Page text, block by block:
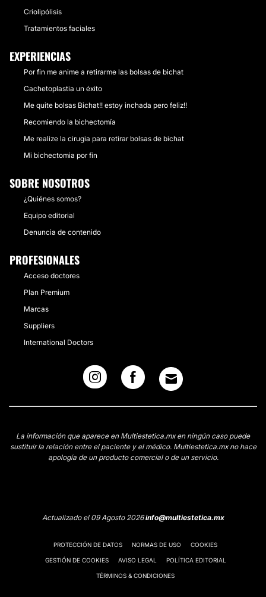
Criolipólisis
Tratamientos faciales
EXPERIENCIAS
Por fin me anime a retirarme las bolsas de bichat
Cachetoplastia un éxito
Me quite bolsas Bichat!! estoy inchada pero feliz!!
Recomiendo la bichectomía
Me realize la cirugia para retirar bolsas de bichat
Mi bichectomia por fin
SOBRE NOSOTROS
¿Quiénes somos?
Equipo editorial
Denuncia de contenido
PROFESIONALES
Acceso doctores
Plan Premium
Marcas
Suppliers
International Doctors
La información que aparece en Multiestetica.mx en ningún caso puede
sustituir la relación entre el paciente y el médico. Multiestetica.mx no hace
apología de un producto comercial o de un servicio.
Actualizado el 09 Agosto 2026info@multiestetica.mx
PROTECCIÓN DE DATOS NORMAS DE USO COOKIES
GESTIÓN DE COOKIES AVISO LEGAL POLÍTICA EDITORIAL
TÉRMINOS & CONDICIONES